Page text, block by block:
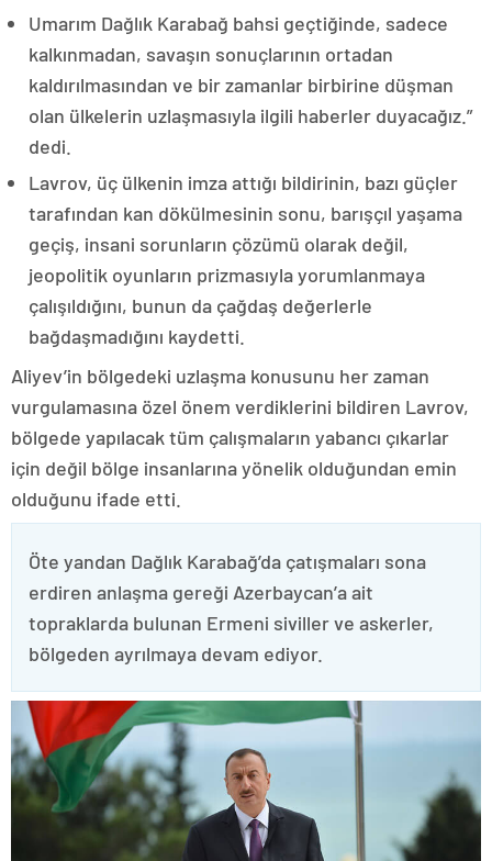
Umarım Dağlık Karabağ bahsi geçtiğinde, sadece
kalkınmadan, savaşın sonuçlarının ortadan
kaldırılmasından ve bir zamanlar birbirine düşman
olan ülkelerin uzlaşmasıyla ilgili haberler duyacağız.”
dedi.
Lavrov, üç ülkenin imza attığı bildirinin, bazı güçler
tarafından kan dökülmesinin sonu, barışçıl yaşama
geçiş, insani sorunların çözümü olarak değil,
jeopolitik oyunların prizmasıyla yorumlanmaya
çalışıldığını, bunun da çağdaş değerlerle
bağdaşmadığını kaydetti.
Aliyev’in bölgedeki uzlaşma konusunu her zaman
vurgulamasına özel önem verdiklerini bildiren Lavrov,
bölgede yapılacak tüm çalışmaların yabancı çıkarlar
için değil bölge insanlarına yönelik olduğundan emin
olduğunu ifade etti.
Öte yandan Dağlık Karabağ’da çatışmaları sona
erdiren anlaşma gereği Azerbaycan’a ait
topraklarda bulunan Ermeni siviller ve askerler,
bölgeden ayrılmaya devam ediyor.